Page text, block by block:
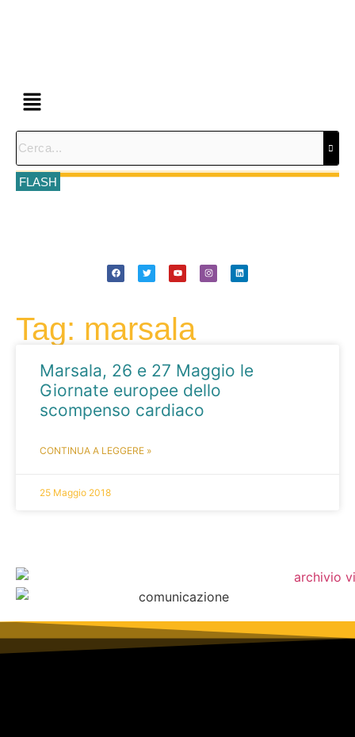
FLASH
Tag: marsala
Marsala, 26 e 27 Maggio le
Giornate europee dello
scompenso cardiaco
CONTINUA A LEGGERE »
25 Maggio 2018